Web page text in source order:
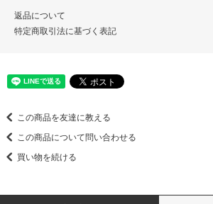
返品について
特定商取引法に基づく表記
この商品を友達に教える
この商品について問い合わせる
買い物を続ける